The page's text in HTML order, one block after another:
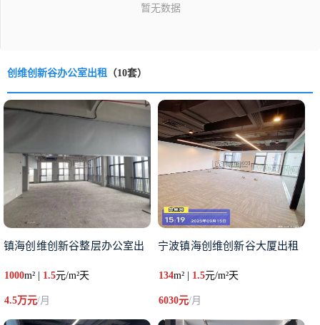
创维创新谷办公室出租 （10套）
镇海创维创新谷整层办公室出
1000m² | 1.5元/m²天
4.5万元/月
宁波镇海创维创新谷大厦出租
134m² | 1.5元/m²天
6030元/月